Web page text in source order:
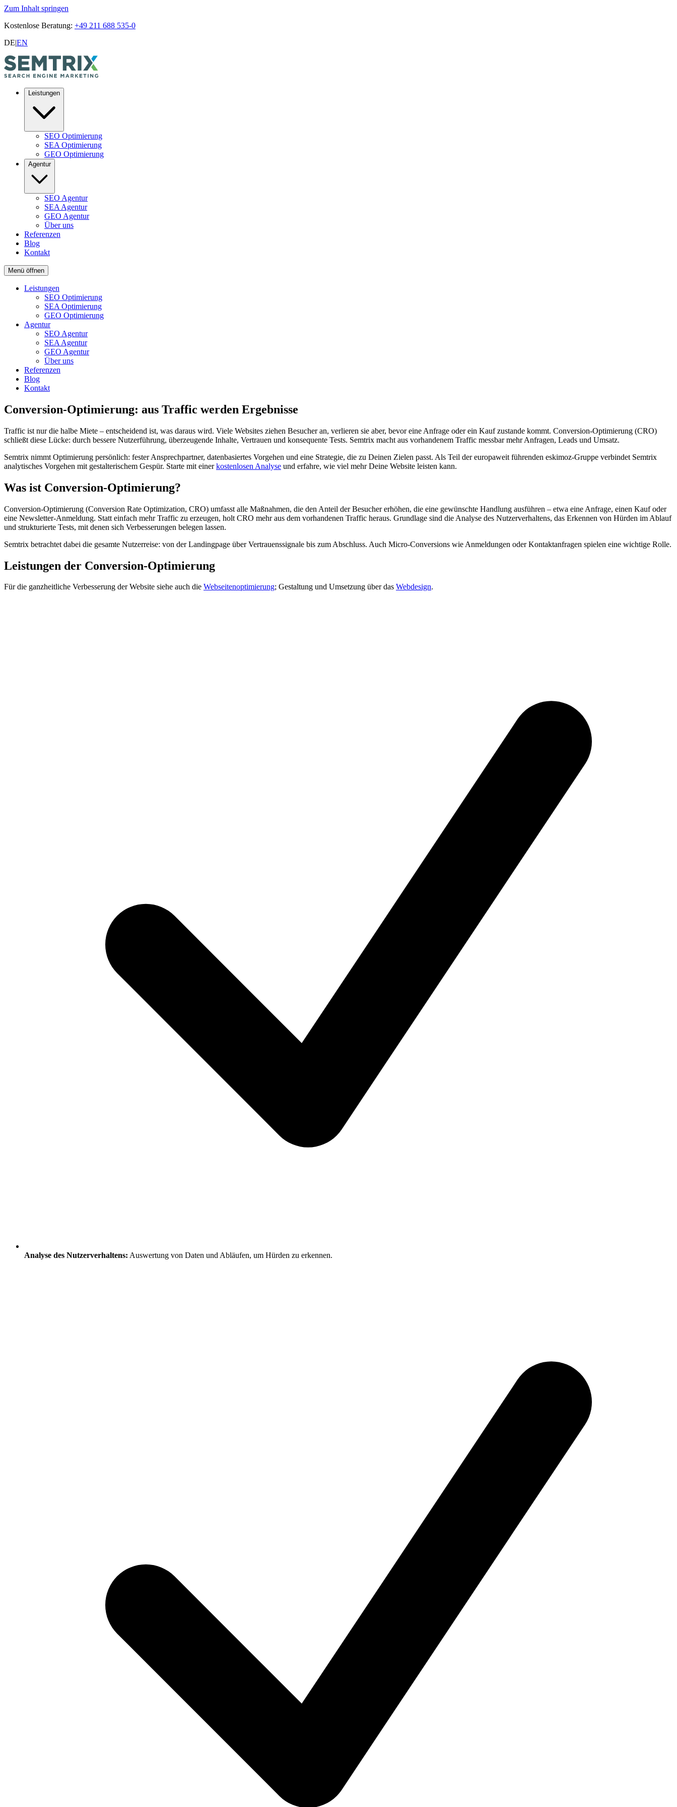
Zum Inhalt springen
Kostenlose Beratung: +49 211 688 535-0
DE|EN
Leistungen
SEO Optimierung
SEA Optimierung
GEO Optimierung
Agentur
SEO Agentur
SEA Agentur
GEO Agentur
Über uns
Referenzen
Blog
Kontakt
Menü öffnen
Leistungen
SEO Optimierung
SEA Optimierung
GEO Optimierung
Agentur
SEO Agentur
SEA Agentur
GEO Agentur
Über uns
Referenzen
Blog
Kontakt
Conversion-Optimierung: aus Traffic werden Ergebnisse
Traffic ist nur die halbe Miete – entscheidend ist, was daraus wird. Viele Websites ziehen Besucher an, verlieren sie aber, bevor eine Anfrage oder ein Kauf zustande kommt. Conversion-Optimierung (CRO)
schließt diese Lücke: durch bessere Nutzerführung, überzeugende Inhalte, Vertrauen und konsequente Tests. Semtrix macht aus vorhandenem Traffic messbar mehr Anfragen, Leads und Umsatz.
Semtrix nimmt Optimierung persönlich: fester Ansprechpartner, datenbasiertes Vorgehen und eine Strategie, die zu Deinen Zielen passt. Als Teil der europaweit führenden eskimoz-Gruppe verbindet Semtrix
analytisches Vorgehen mit gestalterischem Gespür. Starte mit einerkostenlosen Analyse und erfahre, wie viel mehr Deine Website leisten kann.
Was ist Conversion-Optimierung?
Conversion-Optimierung (Conversion Rate Optimization, CRO) umfasst alle Maßnahmen, die den Anteil der Besucher erhöhen, die eine gewünschte Handlung ausführen – etwa eine Anfrage, einen Kauf oder
eine Newsletter-Anmeldung. Statt einfach mehr Traffic zu erzeugen, holt CRO mehr aus dem vorhandenen Traffic heraus. Grundlage sind die Analyse des Nutzerverhaltens, das Erkennen von Hürden im Ablauf
und strukturierte Tests, mit denen sich Verbesserungen belegen lassen.
Semtrix betrachtet dabei die gesamte Nutzerreise: von der Landingpage über Vertrauenssignale bis zum Abschluss. Auch Micro-Conversions wie Anmeldungen oder Kontaktanfragen spielen eine wichtige Rolle.
Leistungen der Conversion-Optimierung
Für die ganzheitliche Verbesserung der Website siehe auch die Webseitenoptimierung; Gestaltung und Umsetzung über das Webdesign.
Analyse des Nutzerverhaltens: Auswertung von Daten und Abläufen, um Hürden zu erkennen.